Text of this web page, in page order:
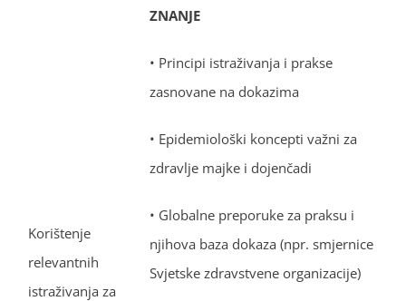
Korištenje
relevantnih
istraživanja za
ZNANJE
• Principi istraživanja i prakse
zasnovane na dokazima
• Epidemiološki koncepti važni za
zdravlje majke i dojenčadi
• Globalne preporuke za praksu i
njihova baza dokaza (npr. smjernice
Svjetske zdravstvene organizacije)